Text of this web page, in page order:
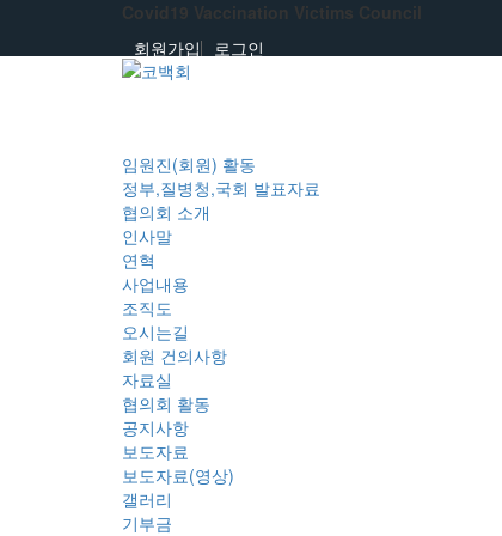
Covid19 Vaccination Victims Council
회원가입
로그인
임원진(회원) 활동
정부,질병청,국회 발표자료
협의회 소개
인사말
연혁
사업내용
조직도
오시는길
회원 건의사항
자료실
협의회 활동
공지사항
보도자료
보도자료(영상)
갤러리
기부금